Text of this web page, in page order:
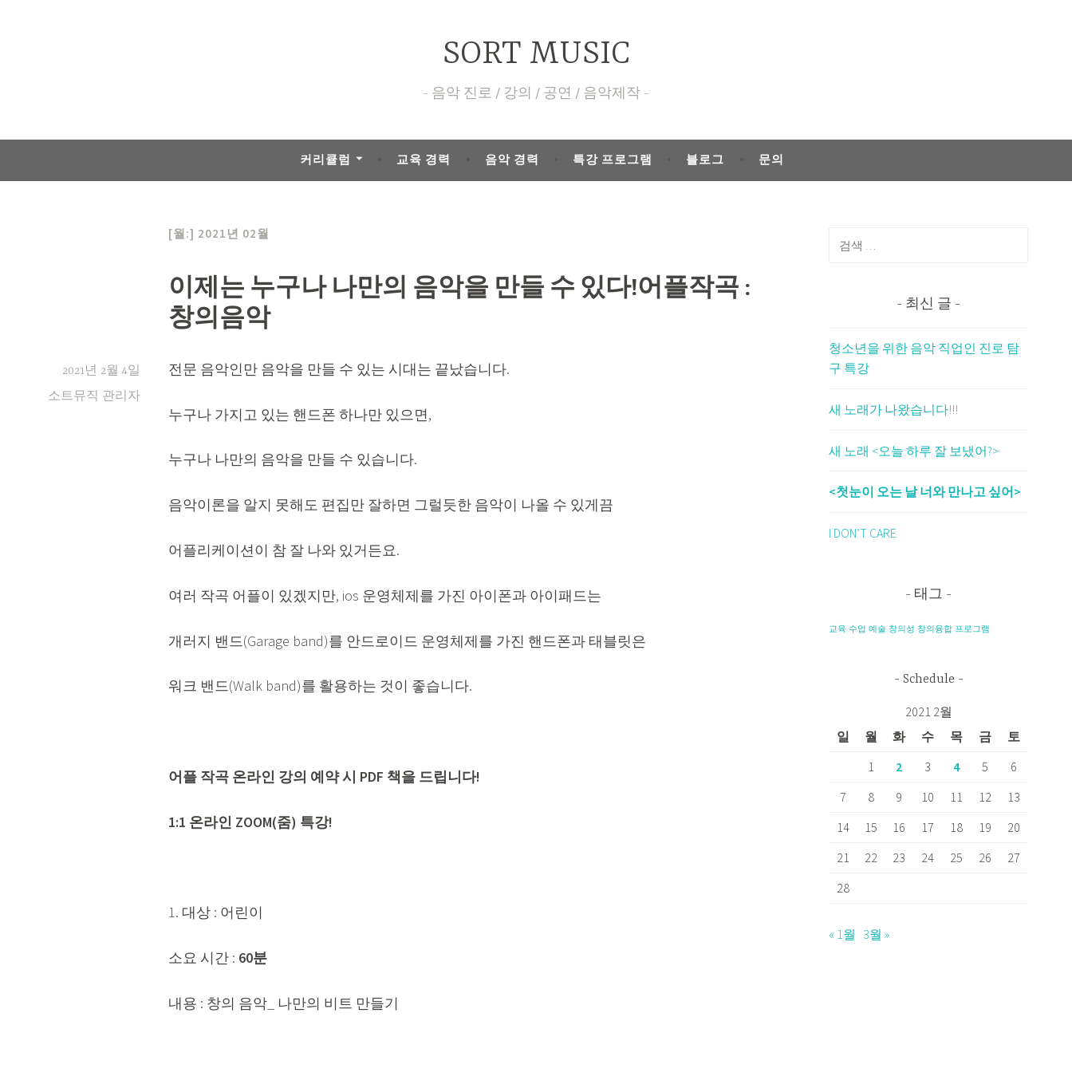
SORT MUSIC
음악 진로 / 강의 / 공연 / 음악제작
커리큘럼 교육 경력 음악 경력 특강 프로그램 블로그 문의
[월:] 2021년 02월
이제는 누구나 나만의 음악을 만들 수 있다!어플작곡 :
창의음악
2021년 2월 4일
소트뮤직 관리자
전문 음악인만 음악을 만들 수 있는 시대는 끝났습니다.
누구나 가지고 있는 핸드폰 하나만 있으면,
누구나 나만의 음악을 만들 수 있습니다.
음악이론을 알지 못해도 편집만 잘하면 그럴듯한 음악이 나올 수 있게끔
어플리케이션이 참 잘 나와 있거든요.
여러 작곡 어플이 있겠지만, ios 운영체제를 가진 아이폰과 아이패드는
개러지 밴드(Garage band)를 안드로이드 운영체제를 가진 핸드폰과 태블릿은
워크 밴드(Walk band)를 활용하는 것이 좋습니다.
어플 작곡 온라인 강의 예약 시 PDF 책을 드립니다!
1:1 온라인 ZOOM(줌) 특강!
1. 대상 : 어린이
소요 시간 : 60분
내용 : 창의 음악_ 나만의 비트 만들기
색:
최신 글
청소년을 위한 음악 직업인 진로 탐
구 특강
새 노래가 나왔습니다!!!
새 노래 <오늘 하루 잘 보냈어?>
<첫눈이 오는 날 너와 만나고 싶어>
I DON’T CARE
태그
교육 수업 예술 창의성 창의융합 프로그램
Schedule
2021 2월
일
월 화 수 목 금
토
1
2 3 4 5
6
7
8 9 10 11 12
13
14
15 16 17 18 19
20
21
22 23 24 25 26
27
28
« 1월 3월 »